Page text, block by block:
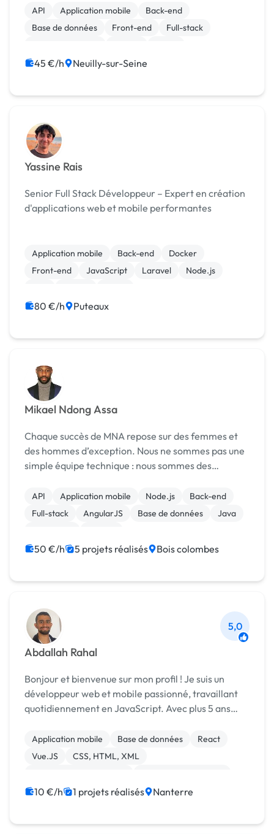
API Application mobile
Back-end
Base de données
Front-end
Full-stack
Machine Learning
45 €/h Neuilly-sur-Seine
Yassine Rais
Senior Full Stack Développeur – Expert en création
d'applications web et mobile performantes
Application mobile Back-end
Docker
Front-end
JavaScript Laravel
Node.js
80 €/h Puteaux
Mikael Ndong Assa
Chaque succès de MNA repose sur des femmes et
des hommes d’exception. Nous ne sommes pas une
simple équipe technique : nous sommes des
performance. 🚀 Notre équipe : 🎯 Consultant
Senior SAP (10...
API Application mobile Node.js
Back-end
Full-stack
AngularJS Base de données
Java
50 €/h 5 projets réalisés Bois colombes
Abdallah Rahal
5,0
Bonjour et bienvenue sur mon profil ! Je suis un
développeur web et mobile passionné, travaillant
quotidiennement en JavaScript. Avec plus 5 ans
Application mobile Base de données
React
Vue.JS
CSS, HTML, XML
SEO / GEO
10 €/h 1 projets réalisés Nanterre